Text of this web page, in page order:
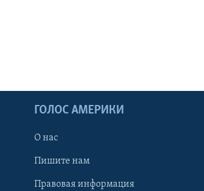
ГОЛОС АМЕРИКИ
О нас
Пишите нам
Правовая информация